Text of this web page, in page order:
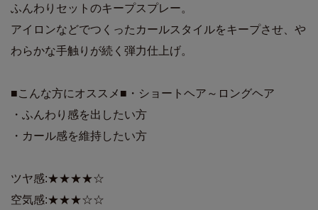
ふんわりセットのキープスプレー。
アイロンなどでつくったカールスタイルをキープさせ、や
わらかな手触りが続く弾力仕上げ。
■こんな方にオススメ■・ショートヘア～ロングヘア
・ふんわり感を出したい方
・カール感を維持したい方
ツヤ感:★★★★☆
空気感:★★★☆☆